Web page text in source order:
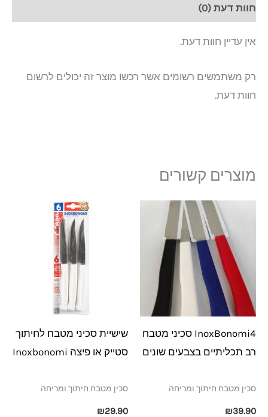
חוות דעת (0)
אין עדיין חוות דעת.
רק משתמשים רשומים אשר רכשו מוצר זה יכולים לרשום
חוות דעת.
מוצרים קשורים
InoxBonomi4 סכיני מטבח
רב תכליתיים בצבעים שונים
סכין מטבח חיתוך ומריחה
₪39.90
שישיית סכיני מטבח לחיתוך
סטייק או פיצה Inoxbonomi
סכין מטבח חיתוך ומריחה
₪29.90